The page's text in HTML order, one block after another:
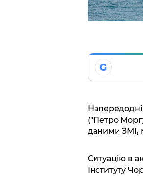
G
("Петро
даними ЗМІ,
Ситуацію в
Інституту